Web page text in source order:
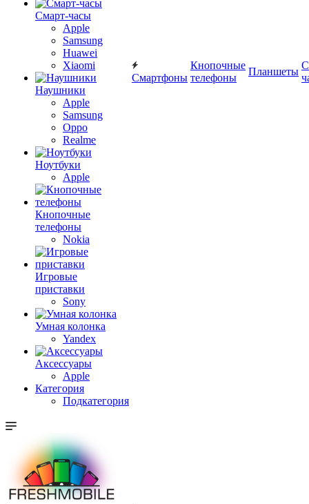
Смарт-часы
Apple
Samsung
Huawei
Xiaomi
Наушники
Apple
Samsung
Oppo
Realme
Ноутбуки
Apple
Кнопочные
телефоны
Nokia
Игровые
приставки
Sony
Умная колонка
Yandex
Аксессуары
Apple
Категория
Подкатегория
Смартфоны
Кнопочные
телефоны
Планшеты